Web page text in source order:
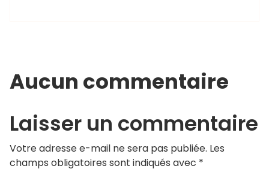
Aucun commentaire
Laisser un commentaire
Votre adresse e-mail ne sera pas publiée. Les
champs obligatoires sont indiqués avec *